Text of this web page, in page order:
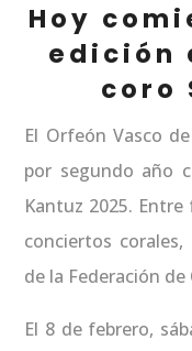
Hoy
edición
coro
El Orfeón Vasco
por segundo año
Kantuz 2025.
conciertos
de la Federación
El 8 de febrero,